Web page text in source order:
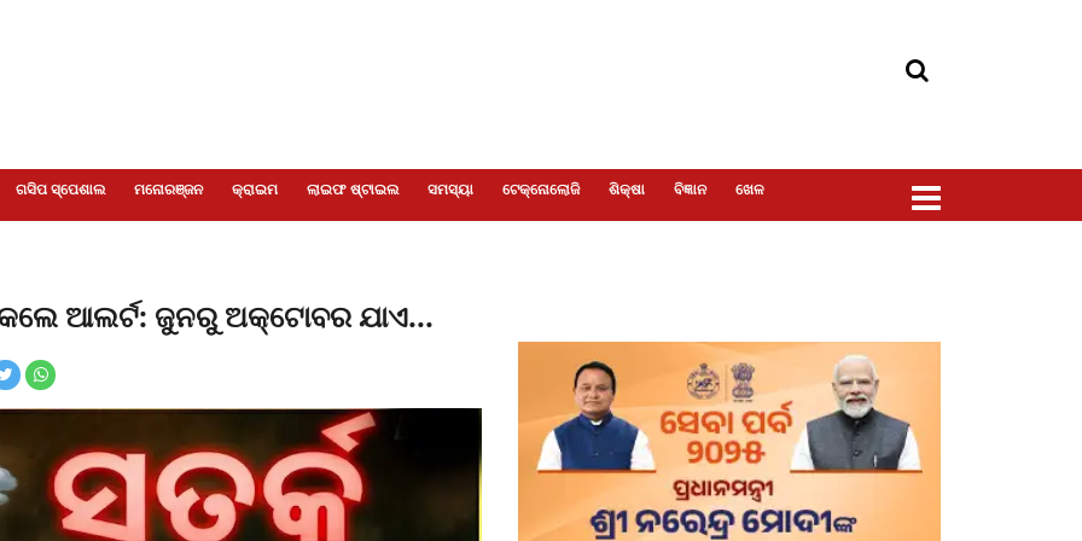
ଗସିପ ସ୍ପେଶାଲ ମନୋରଞ୍ଜନ କ୍ରାଇମ ଲାଇଫ ଷ୍ଟାଇଲ ସମସ୍ୟା ଟେକ୍ନୋଲୋଜି ଶିକ୍ଷା ବିଜ୍ଞାନ ଖେଳ
ଆଲର୍ଟ: ଜୁନରୁ ଅକ୍ଟୋବର ଯାଏ...